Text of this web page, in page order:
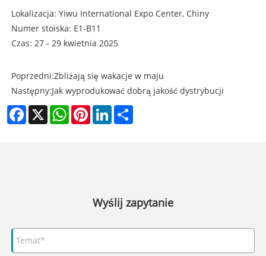
Lokalizacja: Yiwu International Expo Center, Chiny
Numer stoiska: E1-B11
Czas: 27 - 29 kwietnia 2025
Poprzedni:Zbliżają się wakacje w maju
Następny:Jak wyprodukować dobrą jakość dystrybucji
Facebook
X WhatsAppPinterestLinkedIn
Wyślij zapytanie